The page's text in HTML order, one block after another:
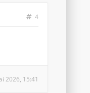
4
2026, 15:41